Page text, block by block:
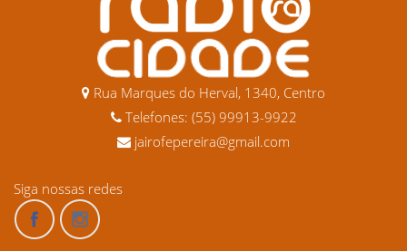
Rua Marques do Herval, 1340, Centro
Telefones: (55) 99913-9922
jairofepereira@gmail.com
Siga nossas redes